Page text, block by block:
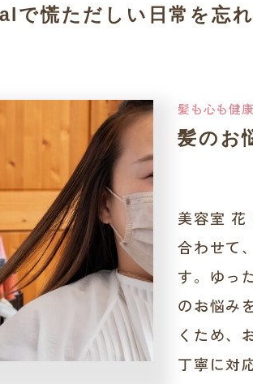
で慌ただしい日常を忘
髪も心も健
髪のお
美容室 花
合わせて
す。ゆっ
のお悩み
くため、
丁寧に対